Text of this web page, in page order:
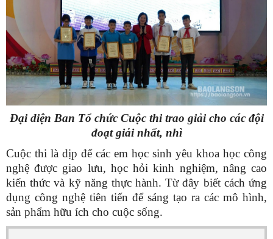
Đại diện Ban Tổ chức Cuộc thi trao giải cho các đội
đoạt giải nhất, nhì
Cuộc thi là dịp để các em học sinh yêu khoa học công
nghệ được giao lưu, học hỏi kinh nghiệm, nâng cao
kiến thức và kỹ năng thực hành. Từ đây biết cách ứng
dụng công nghệ tiên tiến để sáng tạo ra các mô hình,
sản phẩm hữu ích cho cuộc sống.